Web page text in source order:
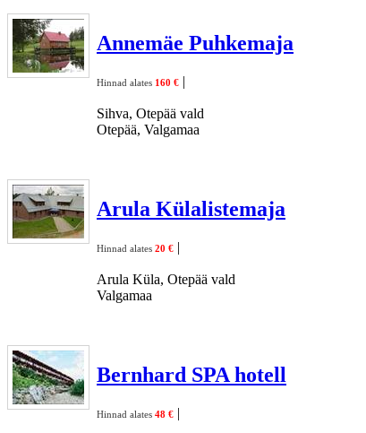
Annemäe Puhkemaja
Hinnad alates 160 € |
Sihva, Otepää vald
Otepää, Valgamaa
Arula Külalistemaja
Hinnad alates 20 € |
Arula Küla, Otepää vald
Valgamaa
Bernhard SPA hotell
Hinnad alates 48 € |